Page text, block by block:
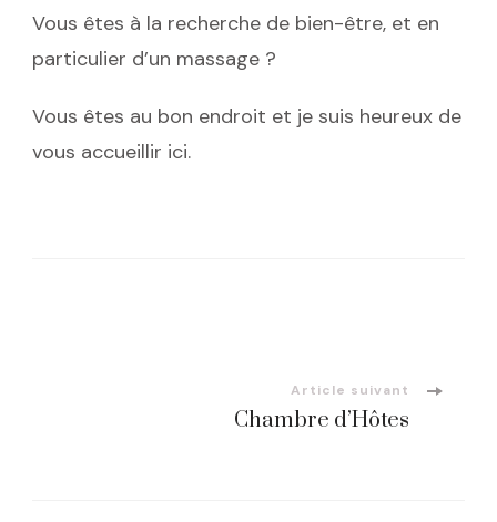
Vous êtes à la recherche de bien-être, et en
particulier d’un massage ?
Vous êtes au bon endroit et je suis heureux de
vous accueillir ici.
Article suivant
Chambre d’Hôtes